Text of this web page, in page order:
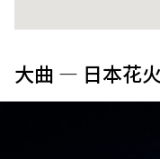
大曲 — 日本花